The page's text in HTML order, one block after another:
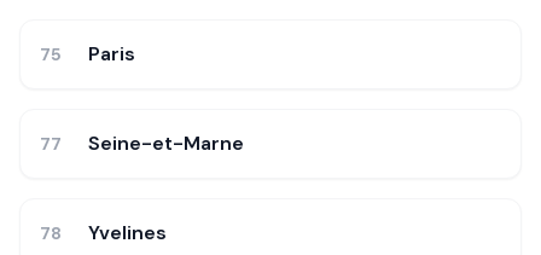
75 Paris
77 Seine-et-Marne
78 Yvelines